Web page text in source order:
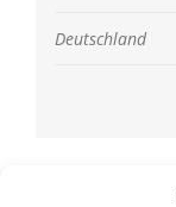
Deutschland